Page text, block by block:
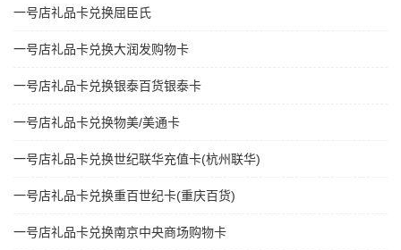
一号店礼品卡兑换屈臣氏
一号店礼品卡兑换大润发购物卡
一号店礼品卡兑换银泰百货银泰卡
一号店礼品卡兑换物美/美通卡
一号店礼品卡兑换世纪联华充值卡(杭州联华)
一号店礼品卡兑换重百世纪卡(重庆百货)
一号店礼品卡兑换南京中央商场购物卡